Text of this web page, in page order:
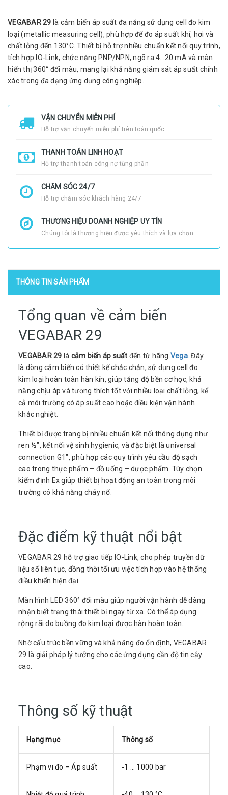
VEGABAR 29 là cảm biến áp suất đa năng sử dụng cell đo kim
loại (metallic measuring cell), phù hợp để đo áp suất khí, hơi và
chất lỏng đến 130°C. Thiết bị hỗ trợ nhiều chuẩn kết nối quy trình,
tích hợp IO-Link, chức năng PNP/NPN, ngõ ra 4…20 mA và màn
hiển thị 360° đổi màu, mang lại khả năng giám sát áp suất chính
xác trong đa dạng ứng dụng công nghiệp.
VẬN CHUYỂN MIỄN PHÍ
Hỗ trợ vận chuyển miễn phí trên toàn quốc
THANH TOÁN LINH HOẠT
Hỗ trợ thanh toán công nợ từng phần
CHĂM SÓC 24/7
Hỗ trợ chăm sóc khách hàng 24/7
THƯƠNG HIỆU DOANH NGHIỆP UY TÍN
Chúng tôi là thương hiệu được yêu thích và lựa chọn
THÔNG TIN SẢN PHẨM
Tổng quan về cảm biến
VEGABAR 29
VEGABAR 29 là cảm biến áp suất đến từ hãng Vega. Đây
là dòng cảm biến có thiết kế chắc chắn, sử dụng cell đo
kim loại hoàn toàn hàn kín, giúp tăng độ bền cơ học, khả
năng chịu áp và tương thích tốt với nhiều loại chất lỏng, kể
cả môi trường có áp suất cao hoặc điều kiện vận hành
khắc nghiệt.
Thiết bị được trang bị nhiều chuẩn kết nối thông dụng như
ren ½", kết nối vệ sinh hygienic, và đặc biệt là universal
connection G1", phù hợp các quy trình yêu cầu độ sạch
cao trong thực phẩm – đồ uống – dược phẩm. Tùy chọn
kiểm định Ex giúp thiết bị hoạt động an toàn trong môi
trường có khả năng cháy nổ.
Đặc điểm kỹ thuật nổi bật
VEGABAR 29 hỗ trợ giao tiếp IO-Link, cho phép truyền dữ
liệu số liên tục, đồng thời tối ưu việc tích hợp vào hệ thống
điều khiển hiện đại.
Màn hình LED 360° đổi màu giúp người vận hành dễ dàng
nhận biết trạng thái thiết bị ngay từ xa. Có thể áp dụng
rộng rãi do buồng đo kim loại được hàn hoàn toàn.
Nhờ cấu trúc bền vững và khả năng đo ổn định, VEGABAR
29 là giải pháp lý tưởng cho các ứng dụng cần độ tin cậy
cao.
Thông số kỹ thuật
Hạng mục Thông số
Phạm vi đo – Áp suất -1 … 1000 bar